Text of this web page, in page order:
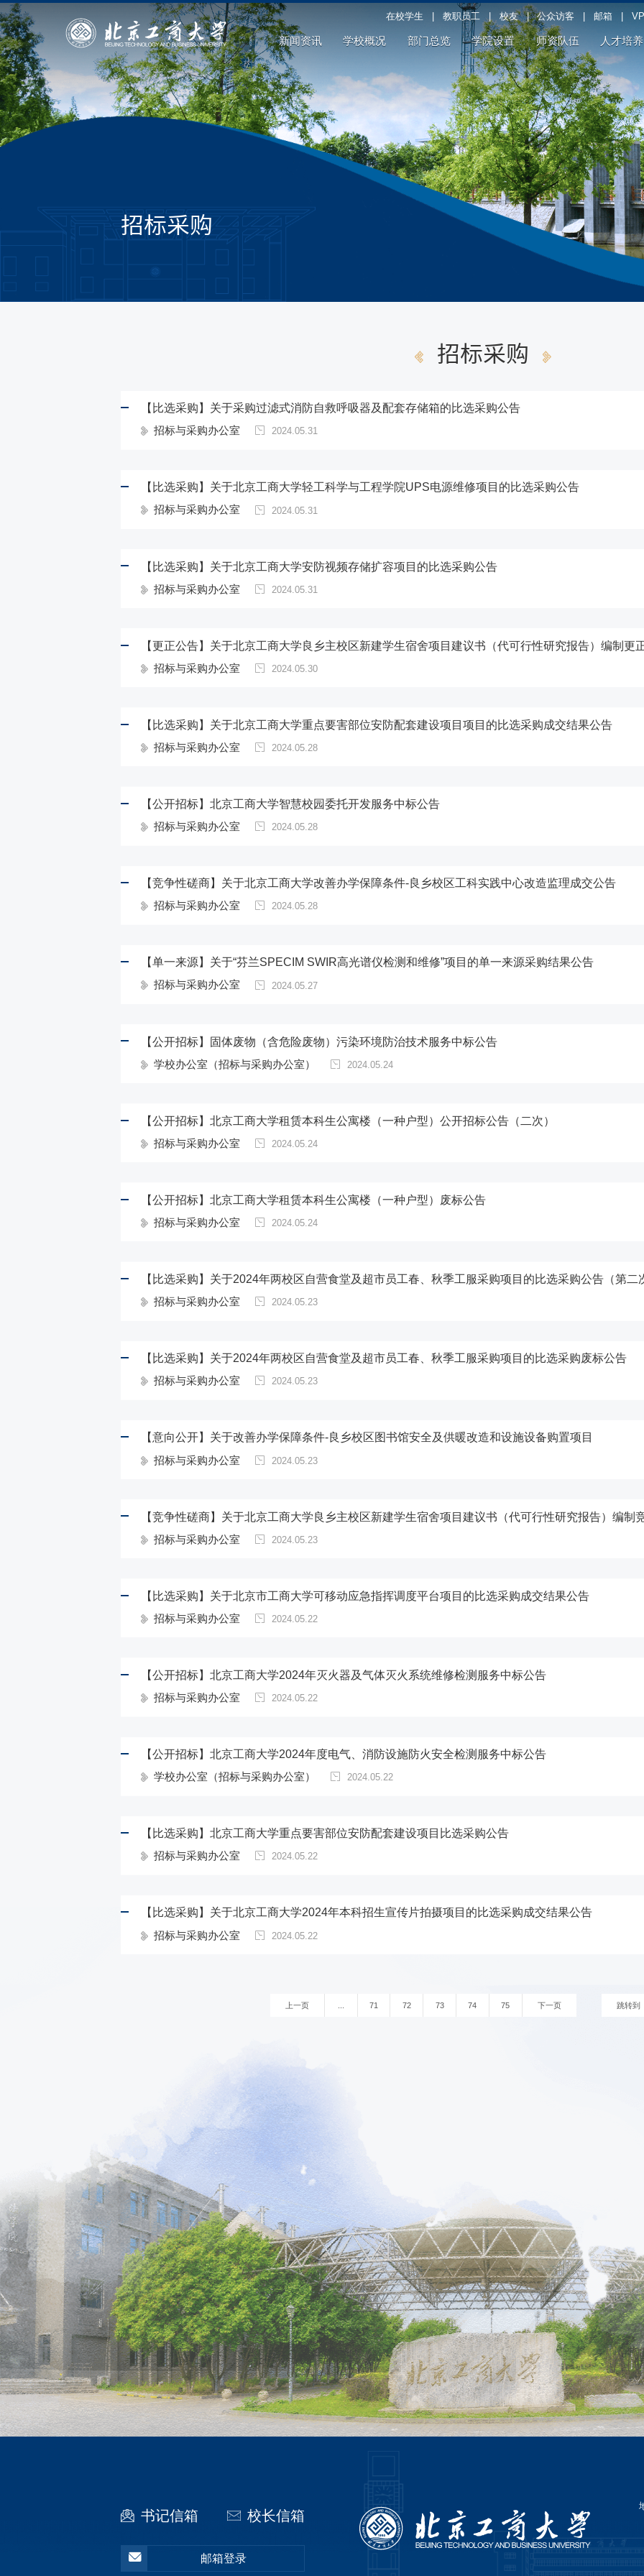
在校学生 教职员工 校友 | 公众访客 邮箱
新闻资讯 学校概况 部门总览 学院设置 师资队伍 人才培养
招标采购
招标采购
【比选采购】关于采购过滤式消防自救呼吸器及配套存储箱的比选采购公告
招标与采购办公室 2024.05.31
【比选采购】关于北京工商大学轻工科学与工程学院UPS电源维修项目的比选采购公告
招标与采购办公室 2024.05.31
【比选采购】关于北京工商大学安防视频存储扩容项目的比选采购公告
招标与采购办公室 2024.05.31
【更正公告】关于北京工商大学良乡主校区新建学生宿舍项目建议书（代可行性研究报告）编制更
招标与采购办公室 2024.05.30
【比选采购】关于北京工商大学重点要害部位安防配套建设项目项目的比选采购成交结果公告
招标与采购办公室 2024.05.28
【公开招标】北京工商大学智慧校园委托开发服务中标公告
招标与采购办公室 2024.05.28
【竞争性磋商】关于北京工商大学改善办学保障条件-良乡校区工科实践中心改造监理成交公告
招标与采购办公室 2024.05.28
【单一来源】关于“芬兰SPECIM SWIR高光谱仪检测和维修”项目的单一来源采购结果公告
招标与采购办公室 2024.05.27
【公开招标】固体废物（含危险废物）污染环境防治技术服务中标公告
学校办公室（招标与采购办公室） 2024.05.24
【公开招标】北京工商大学租赁本科生公寓楼（一种户型）公开招标公告（二次）
招标与采购办公室 2024.05.24
【公开招标】北京工商大学租赁本科生公寓楼（一种户型）废标公告
招标与采购办公室 2024.05.24
【比选采购】关于2024年两校区自营食堂及超市员工春、秋季工服采购项目的比选采购公告（第二
招标与采购办公室 2024.05.23
【比选采购】关于2024年两校区自营食堂及超市员工春、秋季工服采购项目的比选采购废标公告
招标与采购办公室 2024.05.23
【意向公开】关于改善办学保障条件-良乡校区图书馆安全及供暖改造和设施设备购置项目
招标与采购办公室 2024.05.23
【竞争性磋商】关于北京工商大学良乡主校区新建学生宿舍项目建议书（代可行性研究报告）编制
招标与采购办公室 2024.05.23
【比选采购】关于北京市工商大学可移动应急指挥调度平台项目的比选采购成交结果公告
招标与采购办公室 2024.05.22
【公开招标】北京工商大学2024年灭火器及气体灭火系统维修检测服务中标公告
招标与采购办公室 2024.05.22
【公开招标】北京工商大学2024年度电气、消防设施防火安全检测服务中标公告
学校办公室（招标与采购办公室） 2024.05.22
【比选采购】北京工商大学重点要害部位安防配套建设项目比选采购公告
招标与采购办公室 2024.05.22
【比选采购】关于北京工商大学2024年本科招生宣传片拍摄项目的比选采购成交结果公告
招标与采购办公室 2024.05.22
上一页 71 72 73 74 75 下一页 跳转到
书记信箱 校长信箱
邮箱登录